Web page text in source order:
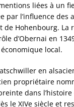
liées à un
par l’influence des
de Hohenbourg. La
d’Obernai en
local.
en
propriétaire
dans
le XIVe siècle et